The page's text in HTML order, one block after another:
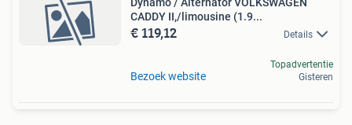
CADDY II,/limousine (1.9...
€ 119,12 Details
Bezoek website
Topadvertentie
Gisteren